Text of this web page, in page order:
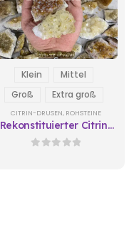
Klein
Mittel
Groß
Extra groß
CITRIN-DRUSEN, ROHSTEINE
Rekonstituierter Citrin-
Drusen 3